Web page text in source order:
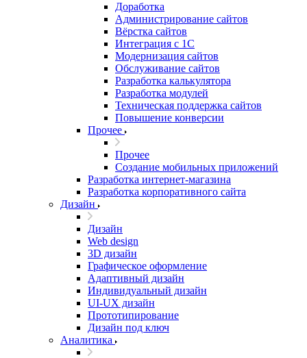
Доработка
Администрирование сайтов
Вёрстка сайтов
Интеграция с 1С
Модернизация сайтов
Обслуживание сайтов
Разработка калькулятора
Разработка модулей
Техническая поддержка сайтов
Повышение конверсии
Прочее
Прочее
Создание мобильных приложений
Разработка интернет-магазина
Разработка корпоративного сайта
Дизайн
Дизайн
Web design
3D дизайн
Графическое оформление
Адаптивный дизайн
Индивидуальный дизайн
UI‑UX дизайн
Прототипирование
Дизайн под ключ
Аналитика